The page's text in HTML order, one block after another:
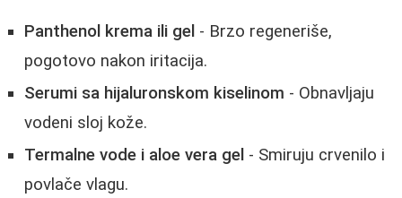
Panthenol krema ili gel - Brzo regeneriše,
pogotovo nakon iritacija.
Serumi sa hijaluronskom kiselinom - Obnavljaju
vodeni sloj kože.
Termalne vode i aloe vera gel - Smiruju crvenilo i
povlače vlagu.